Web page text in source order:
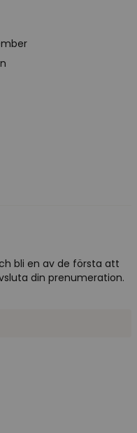
bli en av de första att
din prenumeration.